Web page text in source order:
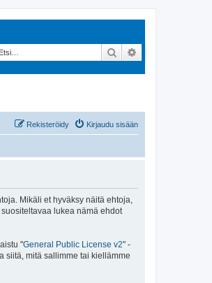
Etsi
Kirjaudu sisään
Rekisteröidy
Mikäli et hyväksy näitä ehtoja,
lukea nämä ehdot
"General Public License v2" -
siitä, mitä sallimme tai kiellämme